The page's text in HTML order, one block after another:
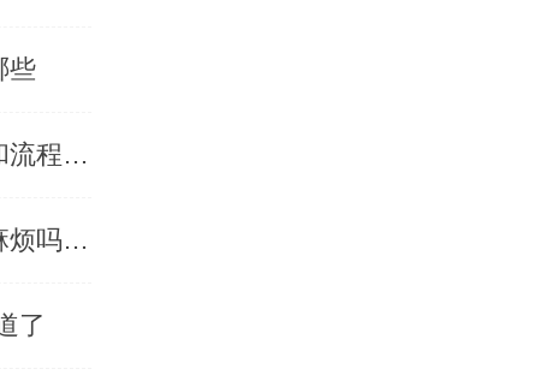
些
深圳400电话怎么申请的，深圳400电话的申请条件和流程都有哪些-「乐享400电话」
申请移动400电话怎么办理，移动400电话办理申请麻烦吗-「乐享400电话」
了